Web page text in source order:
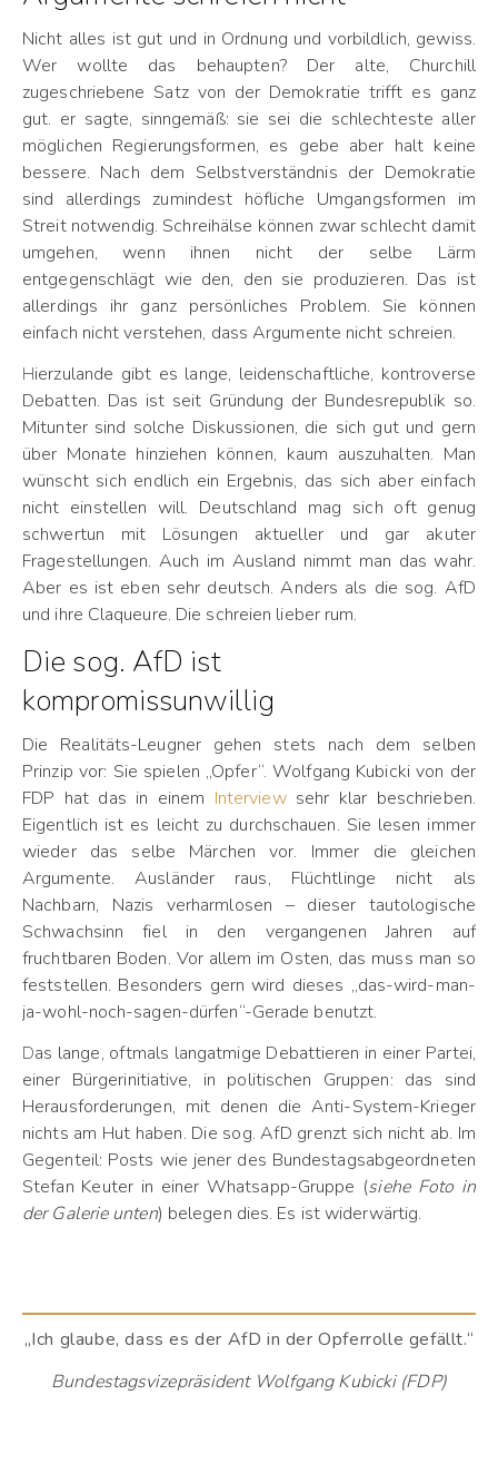
Nicht alles ist gut und in Ordnung und vorbildlich, gewiss.
Wer wollte das behaupten? Der alte, Churchill
zugeschriebene Satz von der Demokratie trifft es ganz
gut. er sagte, sinngemäß: sie sei die schlechteste aller
möglichen Regierungsformen, es gebe aber halt keine
bessere. Nach dem Selbstverständnis der Demokratie
sind allerdings zumindest höfliche Umgangsformen im
Streit notwendig. Schreihälse können zwar schlecht damit
umgehen, wenn ihnen nicht der selbe Lärm
entgegenschlägt wie den, den sie produzieren. Das ist
allerdings ihr ganz persönliches Problem. Sie können
einfach nicht verstehen, dass Argumente nicht schreien.
Hierzulande gibt es lange, leidenschaftliche, kontroverse
Debatten. Das ist seit Gründung der Bundesrepublik so.
Mitunter sind solche Diskussionen, die sich gut und gern
über Monate hinziehen können, kaum auszuhalten. Man
wünscht sich endlich ein Ergebnis, das sich aber einfach
nicht einstellen will. Deutschland mag sich oft genug
schwertun mit Lösungen aktueller und gar akuter
Fragestellungen. Auch im Ausland nimmt man das wahr.
Aber es ist eben sehr deutsch. Anders als die sog. AfD
und ihre Claqueure. Die schreien lieber rum.
Die sog. AfD ist
kompromissunwillig
Die Realitäts-Leugner gehen stets nach dem selben
Prinzip vor: Sie spielen „Opfer“. Wolfgang Kubicki von der
FDP hat das in einem Interviewsehr klar beschrieben.
Eigentlich ist es leicht zu durchschauen. Sie lesen immer
wieder das selbe Märchen vor. Immer die gleichen
Argumente. Ausländer raus, Flüchtlinge nicht als
Nachbarn, Nazis verharmlosen – dieser tautologische
Schwachsinn fiel in den vergangenen Jahren auf
fruchtbaren Boden. Vor allem im Osten, das muss man so
feststellen. Besonders gern wird dieses „das-wird-man-
ja-wohl-noch-sagen-dürfen“-Gerade benutzt.
Das lange, oftmals langatmige Debattieren in einer Partei,
einer Bürgerinitiative, in politischen Gruppen: das sind
Herausforderungen, mit denen die Anti-System-Krieger
nichts am Hut haben. Die sog. AfD grenzt sich nicht ab. Im
Gegenteil: Posts wie jener des Bundestagsabgeordneten
Stefan Keuter in einer Whatsapp-Gruppe (siehe Foto in
der Galerie unten) belegen dies. Es ist widerwärtig.
„Ich glaube, dass es der AfD in der Opferrolle gefällt.“
Bundestagsvizepräsident Wolfgang Kubicki (FDP)